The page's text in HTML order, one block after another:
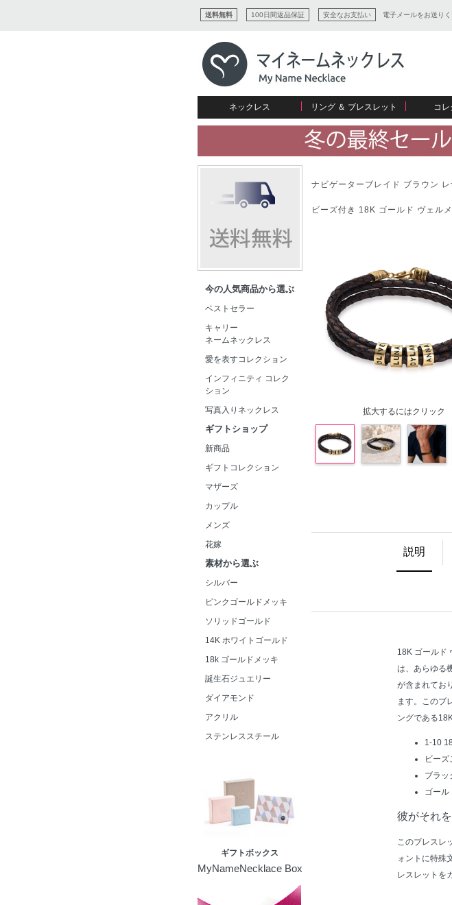
送料無料 100日間返品保証 安全なお支払い 電子メールをお送りく
ネックレス
すべてコレクションを見る
ネームネックレス
プチネームネックレス
リング ＆ ブレスレット
リング
愛のブレスレット
コレ
愛を表すコレクション
イニシャルジュエリー
誕生石コレクション
バーネックレスコレクション
ディスクとサークルのコレクション
ネームプレビュー
マザーズ
メンズ
ギフトコレクション
今の人気商品から選ぶ
ベストセラー
キャリー
ネームネックレス
愛を表すコレクション
インフィニティ コレク
ション
写真入りネックレス
ギフトショップ
新商品
ギフトコレクション
マザーズ
カップル
メンズ
花嫁
素材から選ぶ
シルバー
ピンクゴールドメッキ
ソリッドゴールド
14K ホワイトゴールド
18k ゴールドメッキ
誕生石ジュエリー
ダイアモンド
アクリル
ステンレススチール
ギフトボックス
MyNameNecklace Box
ナビゲーターブレイド ブラウン
ビーズ付き 18K ゴールド ヴェル
拡大するにはクリック
説明
18K ゴールド
は、あらゆる
が含まれてお
ます。このブ
ングである
1-10
ビーズ
ブラッ
ゴール
彼がそれ
このブレスレ
ォントに特殊
レスレットを